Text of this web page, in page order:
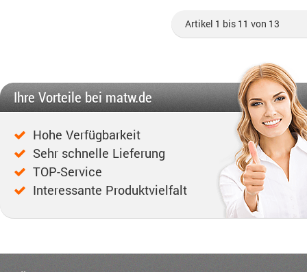
Artikel 1 bis 11 von 13
Ihre Vorteile bei matw.de
Hohe Verfügbarkeit
Sehr schnelle Lieferung
TOP-Service
Interessante Produktvielfalt